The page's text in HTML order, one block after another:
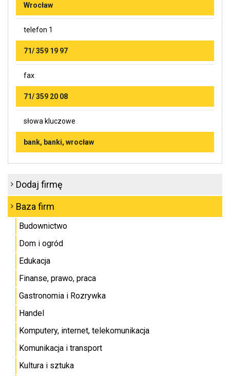
Wrocław
telefon 1
71/ 359 19 97
fax
71/ 359 20 08
słowa kluczowe
bank, banki, wrocław
Dodaj firmę
Baza firm
Budownictwo
Dom i ogród
Edukacja
Finanse, prawo, praca
Gastronomia i Rozrywka
Handel
Komputery, internet, telekomunikacja
Komunikacja i transport
Kultura i sztuka